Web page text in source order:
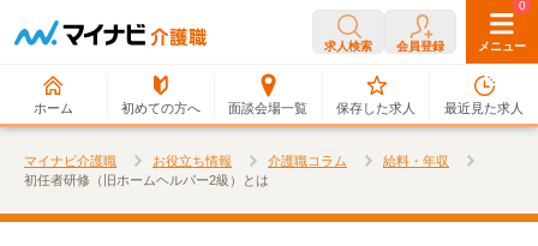
求人検索 会員登録 メニュー
ホーム 初めての方へ 面談会場一覧
0
保存した求人
0
最近見た求人
マイナビ介護職 お役立ち情報 介護職コラム
給料・年収
初任者研修（旧ホームヘルパー2級）とは